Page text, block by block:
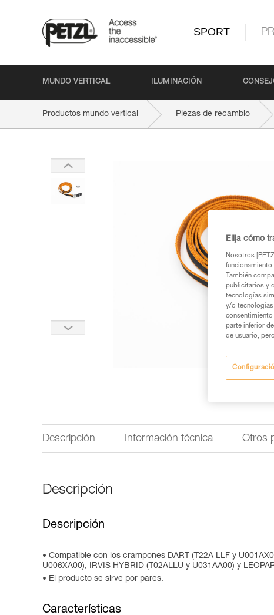
SPORT
MUNDO VERTICAL ILUMINACIÓN
Productos mundo vertical Piezas de recambio
Descripción Información técnica Otros
Descripción
Descripción
Compatible con los crampones DART (T22A LLF y
U006XA00), IRVIS HYBRID (T02ALLU y U031AA00) y
El producto se sirve por pares.
Características
Elija cómo
Nosotros
También
publicitarios y
tecnologías
y/o tecnologías
consentimiento
parte inferior
de usuario,